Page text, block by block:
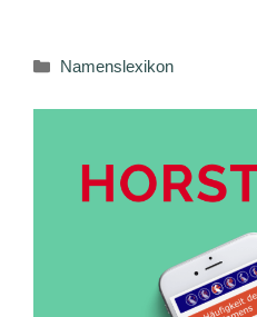
Kategorien
Namenslexikon